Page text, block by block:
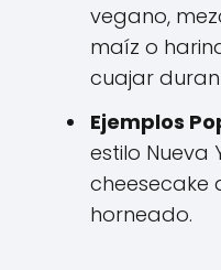
vegano,
maíz o
cuajar
Ejemplos
estilo Nueva
cheesecake
horneado.